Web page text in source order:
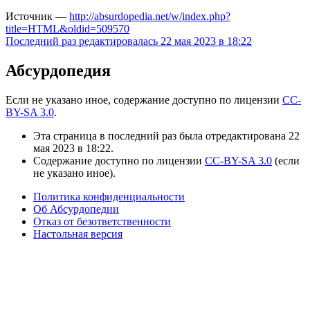
Источник — http://absurdopedia.net/w/index.php?
title=HTML&oldid=509570
Последний раз редактировалась 22 мая 2023 в 18:22
Абсурдопедия
Если не указано иное, содержание доступно по лицензии CC-
BY-SA 3.0.
Эта страница в последний раз была отредактирована 22
мая 2023 в 18:22.
Содержание доступно по лицензии CC-BY-SA 3.0 (если
не указано иное).
Политика конфиденциальности
Об Абсурдопедии
Отказ от безответственности
Настольная версия